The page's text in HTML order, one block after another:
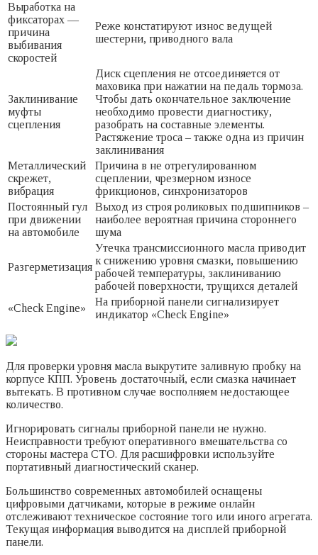
Выработка на
фиксаторах —
причина
выбивания
скоростей
Реже констатируют износ ведущей
шестерни, приводного вала
Заклинивание
муфты
сцепления
Диск сцепления не отсоединяется от
маховика при нажатии на педаль тормоза.
Чтобы дать окончательное заключение
необходимо провести диагностику,
разобрать на составные элементы.
Растяжение троса – также одна из причин
заклинивания
Металлический
скрежет,
вибрация
Причина в не отрегулированном
сцеплении, чрезмерном износе
фрикционов, синхронизаторов
Постоянный гул
при движении
на автомобиле
Выход из строя роликовых подшипников –
наиболее вероятная причина стороннего
шума
Разгерметизация
Утечка трансмиссионного масла приводит
к снижению уровня смазки, повышению
рабочей температуры, заклиниванию
рабочей поверхности, трущихся деталей
«Check Engine»
На приборной панели сигнализирует
индикатор «Check Engine»
Для проверки уровня масла выкрутите заливную пробку на
корпусе КПП. Уровень достаточный, если смазка начинает
вытекать. В противном случае восполняем недостающее
количество.
Игнорировать сигналы приборной панели не нужно.
Неисправности требуют оперативного вмешательства со
стороны мастера СТО. Для расшифровки используйте
портативный диагностический сканер.
Большинство современных автомобилей оснащены
цифровыми датчиками, которые в режиме онлайн
отслеживают техническое состояние того или иного агрегата.
Текущая информация выводится на дисплей приборной
панели.